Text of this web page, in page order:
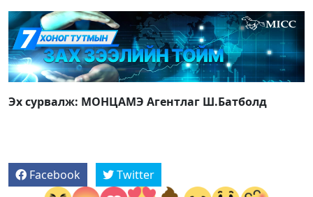
Эх сурвалж: МОНЦАМЭ Агентлаг Ш.Батболд
Facebook Twitter